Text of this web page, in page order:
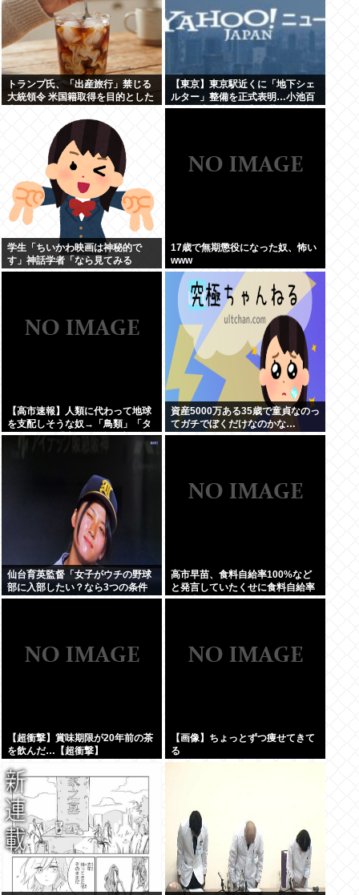
トランプ氏、「出産旅行」禁じる
大統領令 米国籍取得を目的とした
【東京】東京駅近くに「地下シェ
ルター」整備を正式表明…小池百
合子知事「多くの方が滞在、施設
学生「ちいかわ映画は神秘的で
す」神話学者「なら見てみる
か…」
17歳で無期懲役になった奴、怖い
www
【高市速報】人類に代わって地球
を支配しそうな奴→「鳥類」「タ
コ・イカ」「麦」の3強に絞られ
資産5000万ある35歳で童貞なのっ
てガチでぼくだけなのかな…
仙台育英監督「女子がウチの野球
部に入部したい？なら3つの条件
を課す。男子に負けないノック、
高市早苗、食料自給率100%など
と発言していたくせに食料自給率
が過去最低になってしまう
【超衝撃】賞味期限が20年前の茶
を飲んだ…【超衝撃】
【画像】ちょっとずつ痩せてきて
る